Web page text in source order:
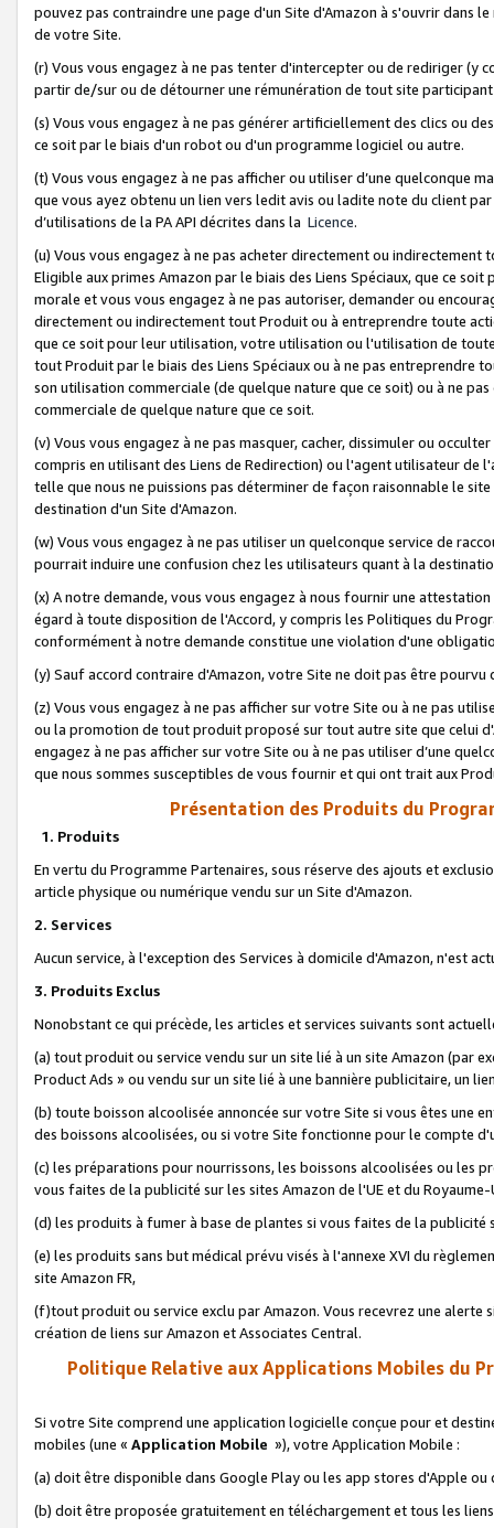
pouvez pas contraindre une page d'un Site d'Amazon à s'ouvrir dans
de votre Site.
(r) Vous vous engagez à ne pas tenter d'intercepter ou de rediriger
partir de/sur ou de détourner une rémunération de tout site
(s) Vous vous engagez à ne pas générer artificiellement des clics ou
ce soit par le biais d'un robot ou d'un programme logiciel ou autre.
(t) Vous vous engagez à ne pas afficher ou utiliser d’une quelconque
que vous ayez obtenu un lien vers ledit avis ou ladite note du client
d’utilisations de la PA API décrites dans la Licence.
(u) Vous vous engagez à ne pas acheter directement ou
Eligible aux primes Amazon par le biais des Liens Spéciaux, que ce
morale et vous vous engagez à ne pas autoriser, demander ou
directement ou indirectement tout Produit ou à entreprendre toute
que ce soit pour leur utilisation, votre utilisation ou l'utilisation de
tout Produit par le biais des Liens Spéciaux ou à ne pas entreprendre
son utilisation commerciale (de quelque nature que ce soit) ou à ne
commerciale de quelque nature que ce soit.
(v) Vous vous engagez à ne pas masquer, cacher, dissimuler ou
compris en utilisant des Liens de Redirection) ou l'agent utilisateur
telle que nous ne puissions pas déterminer de façon raisonnable le
destination d'un Site d'Amazon.
(w) Vous vous engagez à ne pas utiliser un quelconque service de
pourrait induire une confusion chez les utilisateurs quant à la
(x) A notre demande, vous vous engagez à nous fournir une
égard à toute disposition de l'Accord, y compris les Politiques du
conformément à notre demande constitue une violation d'une
(y) Sauf accord contraire d'Amazon, votre Site ne doit pas être
(z) Vous vous engagez à ne pas afficher sur votre Site ou à ne pas
ou la promotion de tout produit proposé sur tout autre site que celui
engagez à ne pas afficher sur votre Site ou à ne pas utiliser d’une
que nous sommes susceptibles de vous fournir et qui ont trait aux
Présentation des Produits du
1. Produits
En vertu du Programme Partenaires, sous réserve des ajouts et
article physique ou numérique vendu sur un Site d'Amazon.
2. Services
Aucun service, à l'exception des Services à domicile d'Amazon, n'est
3. Produits Exclus
Nonobstant ce qui précède, les articles et services suivants sont
(a) tout produit ou service vendu sur un site lié à un site Amazon (par
Product Ads » ou vendu sur un site lié à une bannière publicitaire, un
(b) toute boisson alcoolisée annoncée sur votre Site si vous êtes une
des boissons alcoolisées, ou si votre Site fonctionne pour le compte
(c) les préparations pour nourrissons, les boissons alcoolisées ou les
vous faites de la publicité sur les sites Amazon de l'UE et du Royaume-
(d) les produits à fumer à base de plantes si vous faites de la publicité
(e) les produits sans but médical prévu visés à l'annexe XVI du
site Amazon FR,
(f)tout produit ou service exclu par Amazon. Vous recevrez une alerte
création de liens sur Amazon et Associates Central.
Politique Relative aux Applications Mobiles du
Si votre Site comprend une application logicielle conçue pour et
mobiles (une « Application Mobile »), votre Application Mobile :
(a) doit être disponible dans Google Play ou les app stores d'Apple ou
(b) doit être proposée gratuitement en téléchargement et tous les